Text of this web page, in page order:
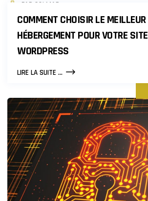
PAR COLMAR
COMMENT CHOISIR LE MEILLEUR
HÉBERGEMENT POUR VOTRE SITE
WORDPRESS
LIRE LA SUITE ...COMMENT
MEILLEUR
HÉBERGEMENT
POUR
VOTRE
WORDPRESS